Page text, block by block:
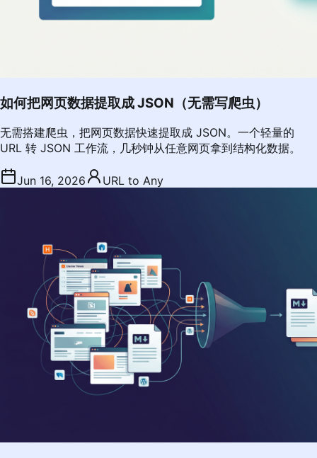
如何把网页数据提取成 JSON（无需写爬虫）
无需搭建爬虫，把网页数据快速提取成 JSON。一个轻量的
URL 转 JSON 工作流，几秒钟从任意网页拿到结构化数据。
Jun 16, 2026 URL to Any